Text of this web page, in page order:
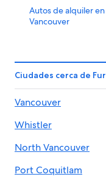
Autos de alquiler
Vancouver
Ciudades cerca de
Vancouver
Whistler
North Vancouver
Port Coquitlam